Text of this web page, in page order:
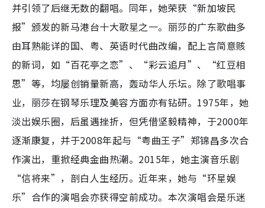
并引领了后继无数的翻唱。同年，她荣获“新加坡民
报”颁发的新马港台十大歌星之一。丽莎的广东歌曲多
由耳熟能详的国、粤、英语时代曲改编，配上言简意赅
的新词，如“百花亭之恋”、“彩云追月”、“红豆相
思”等，均屡创销量新高，轰动华人乐坛。除了歌唱事
业，丽莎在钢琴乐理及美容方面亦有钻研。1975年，她
淡出娱乐圈，后虽遇挫折，但凭借坚毅精神，于2000年
逐渐康复，并于2008年起与“粤曲王子”郑锦昌多次合
作演出，重掀经典金曲热潮。2015年，她主演音乐剧
“信将来”，剖白人生经历。近年来，她与“环星娱
乐”合作的演唱会亦获得空前成功。本次演唱会是乐迷